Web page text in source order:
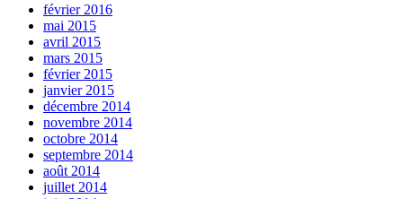
février 2016
mai 2015
avril 2015
mars 2015
février 2015
janvier 2015
décembre 2014
novembre 2014
octobre 2014
septembre 2014
août 2014
juillet 2014